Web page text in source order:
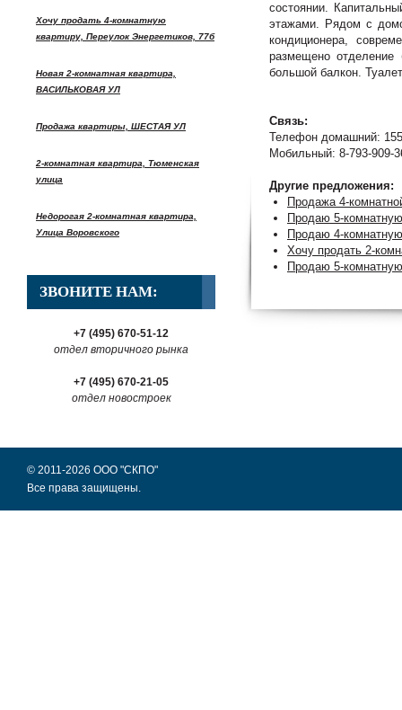
Хочу продать 4-комнатную
квартиру, Переулок Энергетиков, 77б
Новая 2-комнатная квартира,
ВАСИЛЬКОВАЯ УЛ
Продажа квартиры, ШЕСТАЯ УЛ
2-комнатная квартира, Тюменская
улица
Недорогая 2-комнатная квартира,
Улица Воровского
ЗВОНИТЕ НАМ:
+7 (495) 670-51-12
отдел вторичного рынка
+7 (495) 670-21-05
отдел новостроек
состоянии.
этажами. Рядом с
кондиционера,
размещено отделение
большой балкон.
Связь:
Телефон домашний:
Мобильный: 8-793-909-
Другие предложения:
Продажа 4-
Продаю 5-
Продаю 4-
Хочу продать 2-
Продаю 5-
© 2011-2026 ООО "СКПО"
Все права защищены.